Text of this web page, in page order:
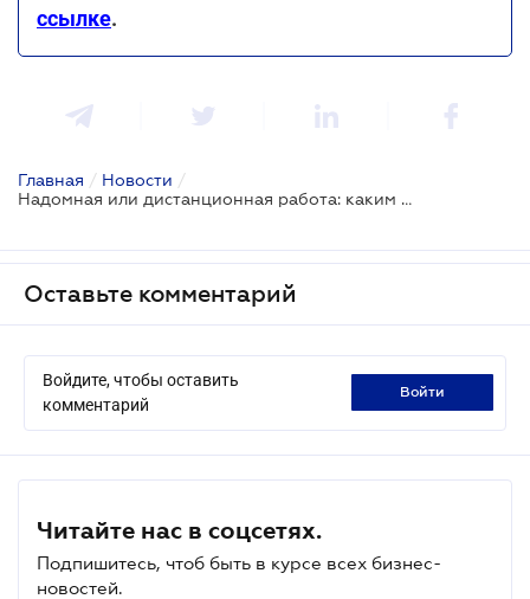
ссылке.
Главная / Новости /
Надомная или дистанционная работа: каким должен быть трудовой договор
Оставьте комментарий
Войдите, чтобы оставить
комментарий
войти
Читайте нас в соцсетях.
Подпишитесь, чтоб быть в курсе всех бизнес-
новостей.